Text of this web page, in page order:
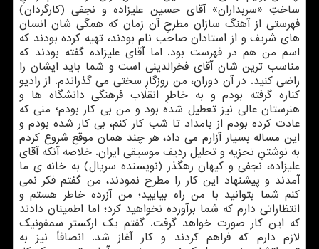
ساختِ «سربداران» آقای حسین علیزاده و نجفی (کارگردان)
فهرستی از آهنگ سازان مطرحِ آن زمان که همگی شان انسان
های شریف و از استادان صاحب نام بودند، تهیه کرده بودند که
اسم من هم در فهرست بود. اما آقای علیزاده گفته بودند که
مناسب ترین شان آقای فخرالدینی است و شما باید ایشان را
راضی کنید. در آن دوران، من روزگارِ سختی می گذراندم. از رادیو
کناره گرفته بودم و به خاطرِ انقلاب فرهنگی دانشگاه ها و
هنرستان عالی نیز تعطیل شده بود و من بی کار بودم؛ منی که
عادت کرده بودم از بامداد تا شب کار کنم، بی کار شده بودم و
این مساله بسیار آزارم می داد، هر چند همان موقع شروع کردم
به نوشتنِ تجزیه و تحلیل ردیف موسیقی ایران. خلاصه آنکه آقای
علیزاده، نجفی و کیهان رهگذر (نویسنده سریال) به خانه ی ما
آمدند و پیشنهاد این کار را مطرح نمودند، من گفتم فکر نمی
کنم شما بتوانید با من راه بیایید؛ من آزرده خاطر هستم و
انتظاراتی دارم که شما برآورده نخواهید کرد؛ اما اطمینان دادند
که این کار صورت خواهد گرفت. گفتم یک ارکستر سمفونیک
لازم دارم که فراهم کردند و کار آغاز شد. انصافاً نیز به